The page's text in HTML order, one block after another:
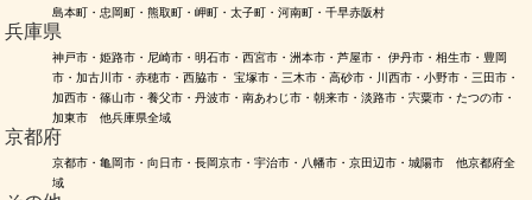
島本町・忠岡町・熊取町・岬町・太子町・河南町・千早赤阪村
兵庫県
神戸市・姫路市・尼崎市・明石市・西宮市・洲本市・芦屋市・ 伊丹市・相生市・豊岡
市・加古川市・赤穂市・西脇市・ 宝塚市・三木市・高砂市・川西市・小野市・三田市・
加西市・篠山市・養父市・丹波市・南あわじ市・朝来市・淡路市・宍粟市・たつの市・
加東市 他兵庫県全域
京都府
京都市・亀岡市・向日市・長岡京市・宇治市・八幡市・京田辺市・城陽市 他京都府全
域